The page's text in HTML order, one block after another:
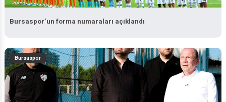
Bursaspor’un forma numaraları açıklandı
Bursaspor